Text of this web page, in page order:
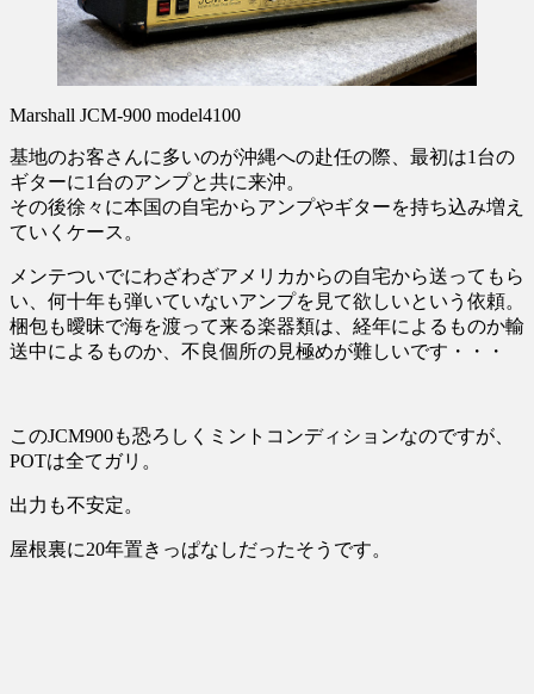
Marshall JCM-900 model4100
基地のお客さんに多いのが沖縄への赴任の際、最初は1台の
ギターに1台のアンプと共に来沖。
その後徐々に本国の自宅からアンプやギターを持ち込み増え
ていくケース。
メンテついでにわざわざアメリカからの自宅から送ってもら
い、何十年も弾いていないアンプを見て欲しいという依頼。
梱包も曖昧で海を渡って来る楽器類は、経年によるものか輸
送中によるものか、不良個所の見極めが難しいです・・・
このJCM900も恐ろしくミントコンディションなのですが、
POTは全てガリ。
出力も不安定。
屋根裏に20年置きっぱなしだったそうです。